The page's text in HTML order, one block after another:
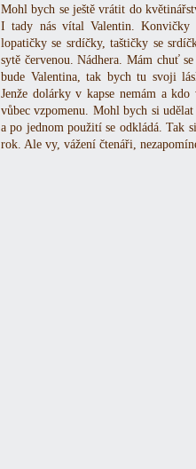
Mohl bych se ještě vrátit do
I tady nás vítal Valentin. Konvičky
lopatičky se srdíčky, taštičky se
sytě červenou. Nádhera. Mám chuť
bude Valentina, tak bych tu svoji
Jenže dolárky v kapse nemám a
vůbec vzpomenu. Mohl bych si
a po jednom použití se odkládá. Tak
rok. Ale vy, vážení čtenáři,